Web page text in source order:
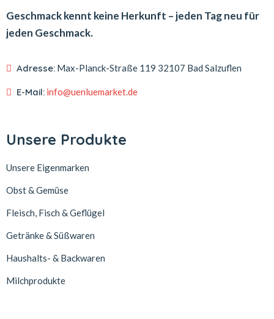
Geschmack kennt keine Herkunft – jeden Tag neu für
jeden Geschmack.
Adresse: Max-Planck-Straße 119 32107 Bad Salzuflen
E-Mail: info@uenluemarket.de
Unsere Produkte
Unsere Eigenmarken
Obst & Gemüse
Fleisch, Fisch & Geflügel
Getränke & Süßwaren
Haushalts- & Backwaren
Milchprodukte